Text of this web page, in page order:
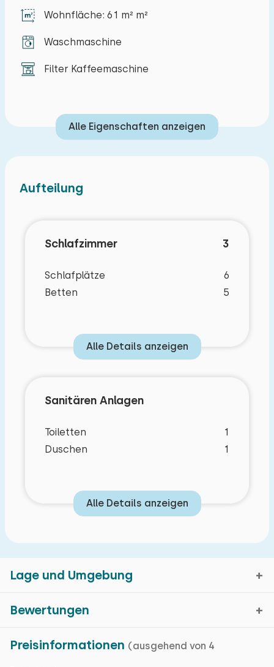
Preisinformationen (ausgehend von 4
Wohnfläche: 61 m² m²
Waschmaschine
Filter Kaffeemaschine
Eigenschaften
Alle Eigenschaften anzeigen
Aufteilung
Schlafzimmer 3
Schlafplätze
6
Betten
5
Alle Details anzeigen
Schlafzimmer Layout
Schlafzimmer
Boden:
Sanitären Anlagen
Toiletten
1
Duschen
1
Alle Details anzeigen
Lage und Umgebung
Gramsbergen, Overijssel
Bewertungen
Durchschnittliche Bewertung